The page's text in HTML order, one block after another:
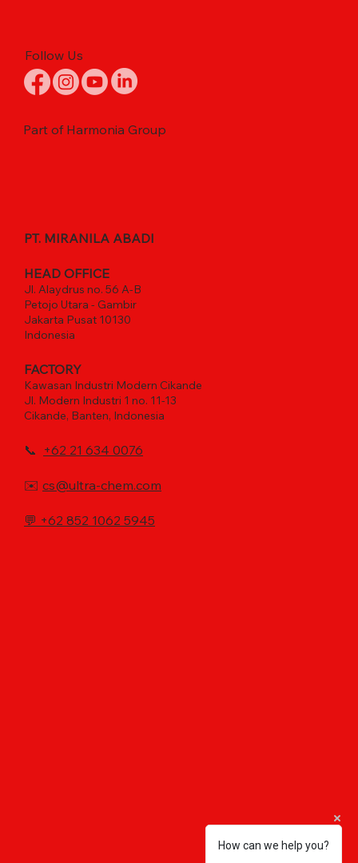
Follow Us
Part of Harmonia Group
PT. MIRANILA ABADI
HEAD OFFICE
Jl. Alaydrus no. 56 A-B
Petojo Utara - Gambir
Jakarta Pusat 10130
Indonesia
FACTORY
Kawasan Industri Modern Cikande
Jl. Modern Industri 1 no. 11-13
Cikande, Banten, Indonesia
📞 +62 21 634 0076
✉️ cs@ultra-chem.com
💬 +62 852 1062 5945
How can we help you?